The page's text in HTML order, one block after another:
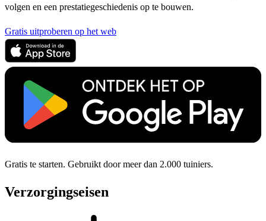
volgen en een prestatiegeschiedenis op te bouwen.
Gratis uitproberen op het web
Gratis te starten. Gebruikt door meer dan 2.000 tuiniers.
Verzorgingseisen